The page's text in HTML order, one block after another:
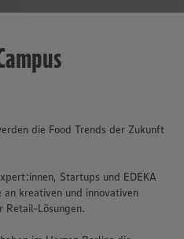
zu organisieren.
können Sie teilnehmen:
die Food Trends der Zukunft
Startups und EDEKA
kreativen und innovativen
Retail-Lösungen.